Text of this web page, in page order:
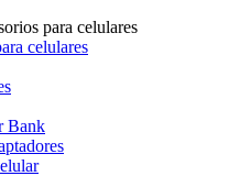
para celulares
celulares
Bank